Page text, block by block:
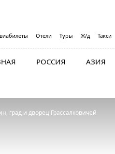
Отели Туры Ж/д Такси
РОССИЯ АЗИЯ
град и дворец Грассалковичей